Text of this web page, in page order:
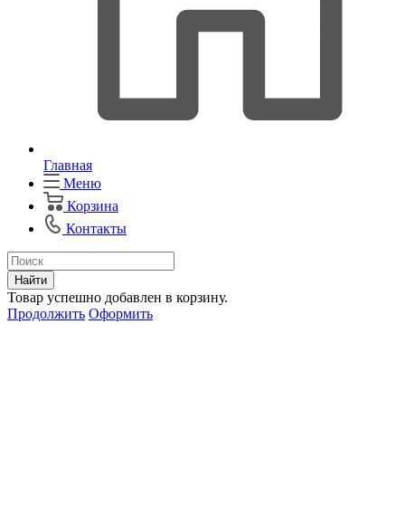
Главная
Меню
Корзина
Контакты
Найти
Товар успешно добавлен в корзину.
Продолжить Оформить